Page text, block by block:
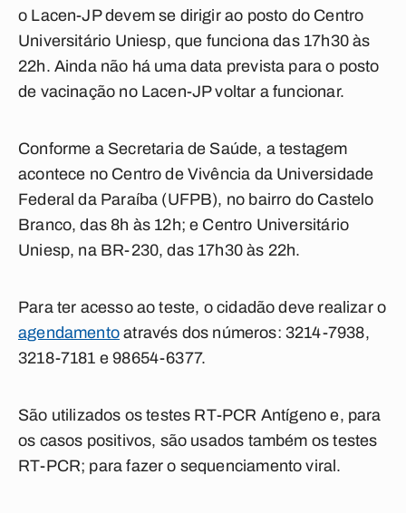
o Lacen-JP devem se dirigir ao posto do Centro
Universitário Uniesp, que funciona das 17h30 às
22h. Ainda não há uma data prevista para o posto
de vacinação no Lacen-JP voltar a funcionar.
Conforme a Secretaria de Saúde, a testagem
acontece no Centro de Vivência da Universidade
Federal da Paraíba (UFPB), no bairro do Castelo
Branco, das 8h às 12h; e Centro Universitário
Uniesp, na BR-230, das 17h30 às 22h.
Para ter acesso ao teste, o cidadão deve realizar o
agendamentoatravés dos números: 3214-7938,
3218-7181 e 98654-6377.
São utilizados os testes RT-PCR Antígeno e, para
os casos positivos, são usados também os testes
RT-PCR; para fazer o sequenciamento viral.